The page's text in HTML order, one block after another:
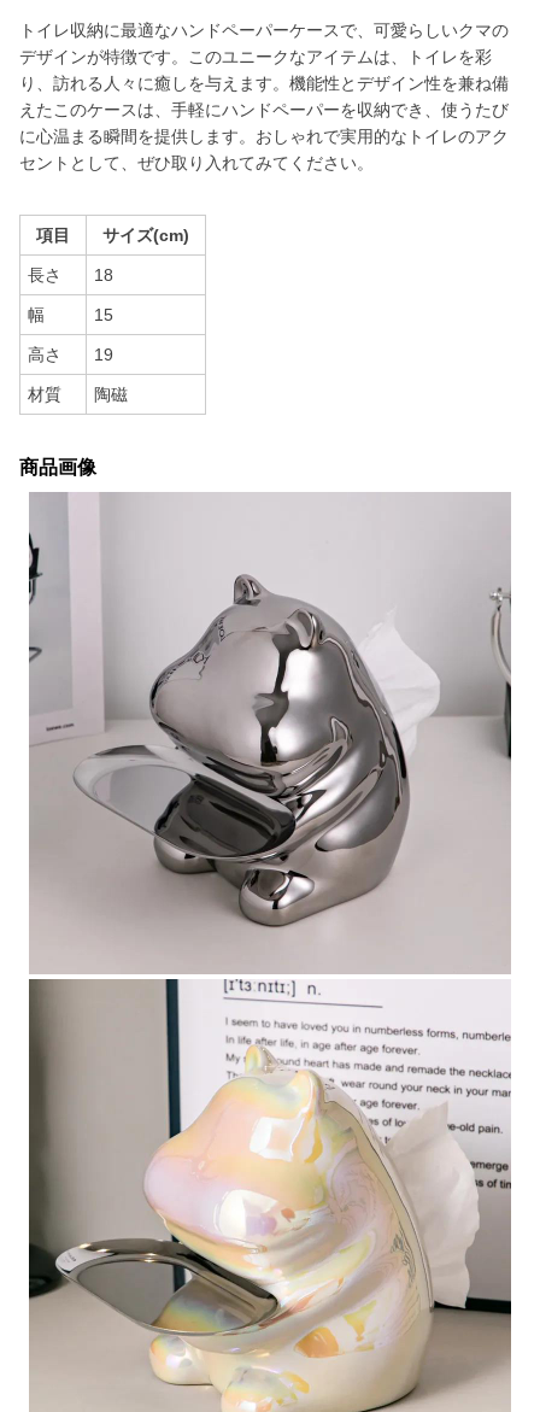
トイレ収納に最適なハンドペーパーケースで、可愛らしいクマの
デザインが特徴です。このユニークなアイテムは、トイレを彩
り、訪れる人々に癒しを与えます。機能性とデザイン性を兼ね備
えたこのケースは、手軽にハンドペーパーを収納でき、使うたび
に心温まる瞬間を提供します。おしゃれで実用的なトイレのアク
セントとして、ぜひ取り入れてみてください。
項目 サイズ(cm)
長さ 18
幅 15
高さ 19
材質 陶磁
商品画像